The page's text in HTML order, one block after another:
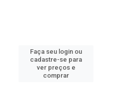
Faça seu login ou
cadastre-se para
ver preços e
comprar